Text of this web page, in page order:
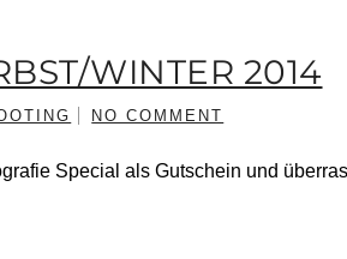
WINTER 2014
NO COMMENT
Special als Gutschein und